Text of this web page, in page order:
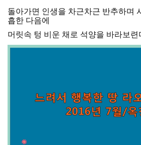
돌아가면 인생을 차근차근 반추하며
흡한 다음에
머릿속 텅 비운 채로 석양을 바라보련